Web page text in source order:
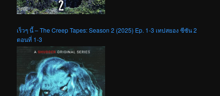
เร็วๆ นี้ – The Creep Tapes: Season 2 (2025) Ep. 1-3 เทปสยอง ซีซัน 2
ตอนที่ 1-3